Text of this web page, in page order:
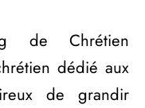
de Chrétien
dédié aux
de grandir